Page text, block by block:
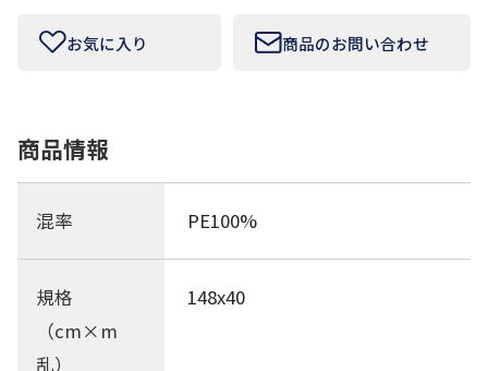
プライバシーポリシー
お気に入り 商品のお問い合わせ
商品情報
混率 PE100%
規格
（cm×m
乱）
148x40